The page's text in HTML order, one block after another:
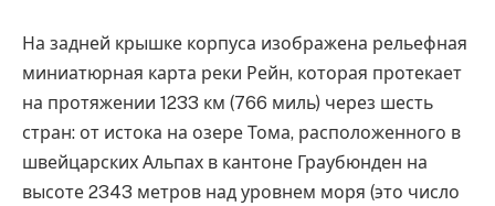
На задней крышке корпуса изображена рельефная
миниатюрная карта реки Рейн, которая протекает
на протяжении 1233 км (766 миль) через шесть
стран: от истока на озере Тома, расположенного в
швейцарских Альпах в кантоне Граубюнден на
высоте 2343 метров над уровнем моря (это число